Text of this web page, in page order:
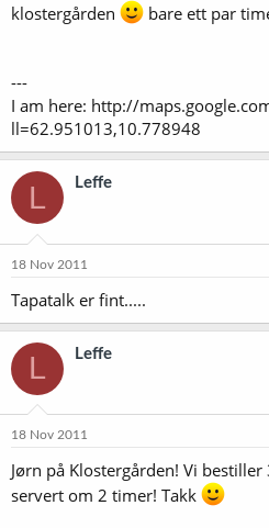
klostergården
bare ett par
---
I am here: http://
ll=62.951013,10.778948
L Leffe
18 Nov 2011
Tapatalk er fint.....
L Leffe
18 Nov 2011
Jørn på Klostergården! Vi
servert om 2 timer! Takk